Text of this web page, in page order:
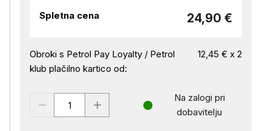
Spletna cena 24,90 €
Obroki s Petrol Pay Loyalty / Petrol
klub plačilno kartico od:
12,45 € x 2
Na zalogi pri
dobavitelju